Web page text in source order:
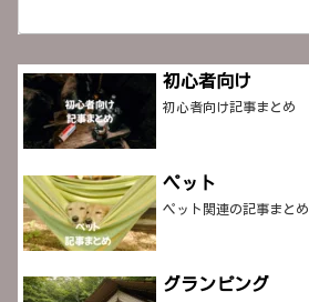
初心者向け
初心者向け記事まとめ
ペット
ペット関連の記事まとめ
グランピング